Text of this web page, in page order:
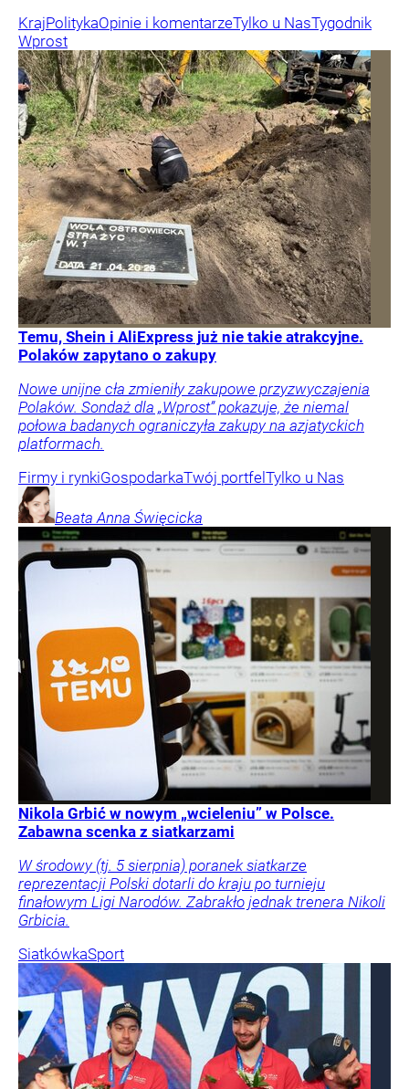
KrajPolitykaOpinie i komentarzeTylko u NasTygodnik
Wprost
Temu, Shein i AliExpress już nie takie atrakcyjne.
Polaków zapytano o zakupy
Nowe unijne cła zmieniły zakupowe przyzwyczajenia
Polaków. Sondaż dla „Wprost” pokazuje, że niemal
połowa badanych ograniczyła zakupy na azjatyckich
platformach.
Firmy i rynkiGospodarkaTwój portfel Tylko u Nas
Beata Anna Święcicka
Nikola Grbić w nowym „wcieleniu” w Polsce.
Zabawna scenka z siatkarzami
W środowy (tj. 5 sierpnia) poranek siatkarze
reprezentacji Polski dotarli do kraju po turnieju
finałowym Ligi Narodów. Zabrakło jednak trenera Nikoli
Grbicia.
SiatkówkaSport